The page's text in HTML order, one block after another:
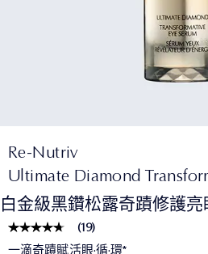
Re-Nutriv
Ultimate Diamond
白金級黑鑽松露奇蹟修護亮
(19)
一滴奇蹟賦活眼·循·環*